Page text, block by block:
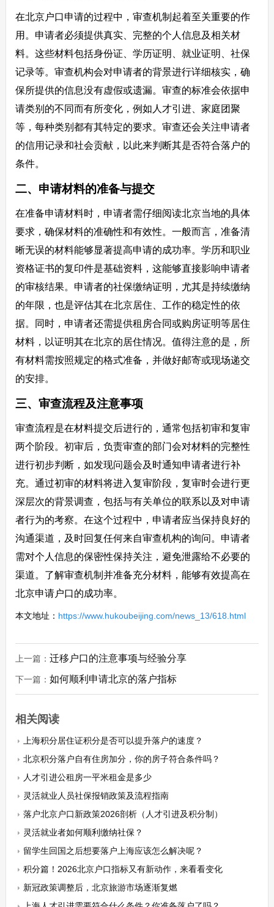
在北京户口申请的过程中，审查机制起着至关重要的作
用。申请者必须提供真实、完整的个人信息及相关材
料。这些材料包括身份证、学历证明、就业证明、社保
记录等。审查机构会对申请者的背景进行详细核实，确
保所提供的信息没有虚假或遗漏。审查的标准会依据申
请类别的不同而有所变化，例如人才引进、家庭团聚
等，每种类别都有其特定的要求。审查还会关注申请者
的信用记录和社会贡献，以此来判断其是否符合落户的
条件。
二、申请材料的准备与提交
在准备申请材料时，申请者需仔细阅读北京当地的具体
要求，确保材料的准确性和有效性。一般而言，准备清
晰无误的材料能够显著提高申请的成功率。学历和职业
资格证书的复印件是基础资料，这能够直接影响申请者
的审核结果。申请者的社保缴纳证明，尤其是持续缴纳
的年限，也是评估其在北京居住、工作的稳定性的依
据。同时，申请者还需提供租房合同或购房证明等居住
材料，以证明其在北京的居住情况。值得注意的是，所
有材料需按照规定的格式准备，并做好邮寄或现场递交
的安排。
三、审查流程及注意事项
审查流程是在材料提交后进行的，通常包括初审和复审
两个阶段。初审后，负责审查的部门会对材料的完整性
进行初步判断，如发现问题会及时通知申请者进行补
充。通过初审的材料将进入复审阶段，复审时会进行更
深层次的背景调查，包括与有关单位的联系以及对申请
者行为的考察。在这个过程中，申请者应当保持良好的
沟通渠道，及时回复任何来自审查机构的询问。申请者
需对个人信息的保密性保持关注，避免泄露给不必要的
渠道。了解审查机制并准备充分材料，能够有效提高在
北京申请户口的成功率。
本文地址： https://www.hukoubeijing.com/news_13/618.html
上一篇： 迁移户口的注意事项与经验分享
下一篇： 如何顺利申请北京的落户指标
相关阅读
上海积分居住证积分是否可以提升落户的速度？
北京积分落户自有住房加分，你的房子符合条件吗？
人才引进公租房一平米租金是多少
灵活就业人员社保报销政策及流程指南
落户北京户口新政策2026剖析（人才引进及积分制）
灵活就业者如何顺利缴纳社保？
留学生回国之后想要落户上海应该怎么解决呢？
积分篇！2026北京户口指标又有新动作，来看看变化
新冠政策调整后，北京旅游市场逐渐复燃